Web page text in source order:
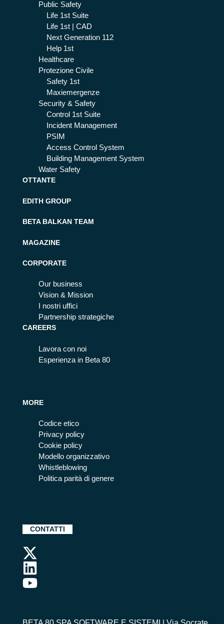
Public Safety
Life 1st Suite
Life 1st | CAD
Next Generation 112
Help 1st
Healthcare
Protezione Civile
Safety 1st
Maxiemergenze
Security & Safety
Control 1st Suite
Incident Management
PSIM
Access Control System
Building Management System
Water Safety
OTTANTE
EDITH GROUP
BETA BALKAN TEAM
MAGAZINE
CORPORATE
Our business
Vision & Mission
I nostri uffici
Partnership strategiche
CAREERS
Lavora con noi
Esperienza in Beta 80
MORE
Codice etico
Privacy policy
Cookie policy
Modello organizzativo
Whistleblowing
Politica parità di genere
CONTATTI